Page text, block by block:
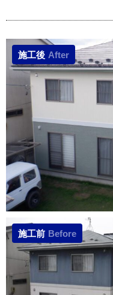
施工後 After
施工前 Before